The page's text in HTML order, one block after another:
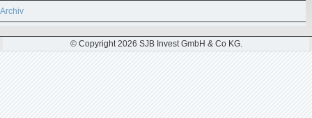
Archiv
© Copyright 2026 SJB Invest GmbH & Co KG.